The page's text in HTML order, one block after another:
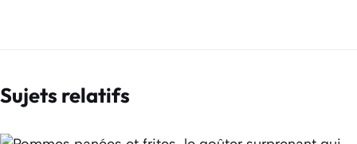
Sujets relatifs